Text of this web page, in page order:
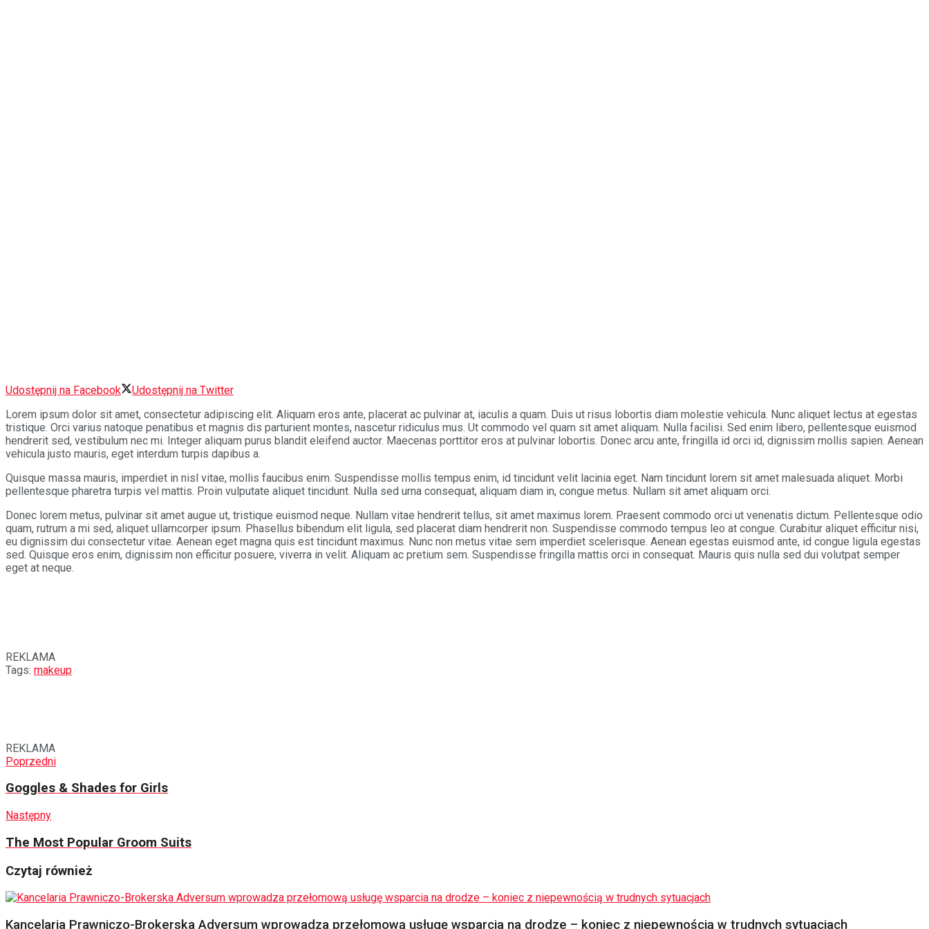
Udostępnij na Facebook
Udostępnij na Twitter
Lorem ipsum dolor sit amet, consectetur adipiscing elit. Aliquam eros ante, placerat ac pulvinar at, iaculis a quam. Duis ut risus lobortis diam molestie vehicula. Nunc aliquet lectus at egestas
tristique. Orci varius natoque penatibus et magnis dis parturient montes, nascetur ridiculus mus. Ut commodo vel quam sit amet aliquam. Nulla facilisi. Sed enim libero, pellentesque euismod
hendrerit sed, vestibulum nec mi. Integer aliquam purus blandit eleifend auctor. Maecenas porttitor eros at pulvinar lobortis. Donec arcu ante, fringilla id orci id, dignissim mollis sapien. Aenean
vehicula justo mauris, eget interdum turpis dapibus a.
Quisque massa mauris, imperdiet in nisl vitae, mollis faucibus enim. Suspendisse mollis tempus enim, id tincidunt velit lacinia eget. Nam tincidunt lorem sit amet malesuada aliquet. Morbi
pellentesque pharetra turpis vel mattis. Proin vulputate aliquet tincidunt. Nulla sed urna consequat, aliquam diam in, congue metus. Nullam sit amet aliquam orci.
Donec lorem metus, pulvinar sit amet augue ut, tristique euismod neque. Nullam vitae hendrerit tellus, sit amet maximus lorem. Praesent commodo orci ut venenatis dictum. Pellentesque odio
quam, rutrum a mi sed, aliquet ullamcorper ipsum. Phasellus bibendum elit ligula, sed placerat diam hendrerit non. Suspendisse commodo tempus leo at congue. Curabitur aliquet efficitur nisi,
eu dignissim dui consectetur vitae. Aenean eget magna quis est tincidunt maximus. Nunc non metus vitae sem imperdiet scelerisque. Aenean egestas euismod ante, id congue ligula egestas
sed. Quisque eros enim, dignissim non efficitur posuere, viverra in velit. Aliquam ac pretium sem. Suspendisse fringilla mattis orci in consequat. Mauris quis nulla sed dui volutpat semper
eget at neque.
REKLAMA
Tags: makeup
REKLAMA
Poprzedni
Goggles & Shades for Girls
Następny
The Most Popular Groom Suits
Czytaj również
Kancelaria Prawniczo-Brokerska Adversum wprowadza przełomową usługę wsparcia na drodze – koniec z niepewnością w trudnych sytuacjach